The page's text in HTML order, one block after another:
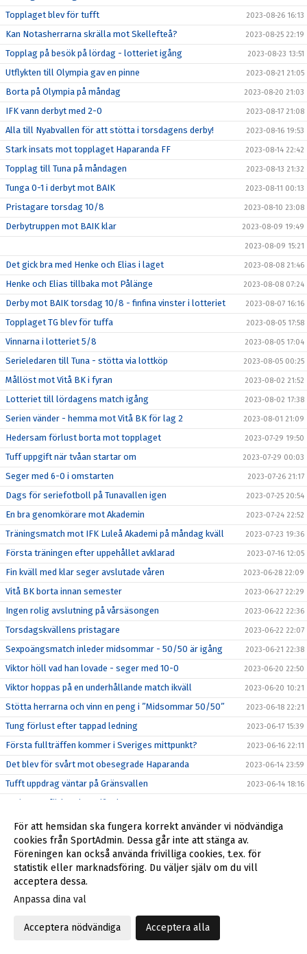
Topplaget blev för tufft 2023-08-26 16:13
Kan Notasherrarna skrälla mot Skellefteå? 2023-08-25 22:19
Topplag på besök på lördag - lotteriet igång 2023-08-23 13:51
Utflykten till Olympia gav en pinne 2023-08-21 21:05
Borta på Olympia på måndag 2023-08-20 21:03
IFK vann derbyt med 2-0 2023-08-17 21:08
Alla till Nyabvallen för att stötta i torsdagens derby! 2023-08-16 19:53
Stark insats mot topplaget Haparanda FF 2023-08-14 22:42
Topplag till Tuna på måndagen 2023-08-13 21:32
Tunga 0-1 i derbyt mot BAIK 2023-08-11 00:13
Pristagare torsdag 10/8 2023-08-10 23:08
Derbytruppen mot BAIK klar 2023-08-09 19:49
2023-08-09 15:21
Det gick bra med Henke och Elias i laget 2023-08-08 21:46
Henke och Elias tillbaka mot Pålänge 2023-08-08 07:24
Derby mot BAIK torsdag 10/8 - finfina vinster i lotteriet 2023-08-07 16:16
Topplaget TG blev för tuffa 2023-08-05 17:58
Vinnarna i lotteriet 5/8 2023-08-05 17:04
Serieledaren till Tuna - stötta via lottköp 2023-08-05 00:25
Mållöst mot Vitå BK i fyran 2023-08-02 21:52
Lotteriet till lördagens match igång 2023-08-02 17:38
Serien vänder - hemma mot Vitå BK för lag 2 2023-08-01 21:09
Hedersam förlust borta mot topplaget 2023-07-29 19:50
Tuff uppgift när tvåan startar om 2023-07-29 00:03
Seger med 6-0 i omstarten 2023-07-26 21:17
Dags för seriefotboll på Tunavallen igen 2023-07-25 20:54
En bra genomkörare mot Akademin 2023-07-24 22:52
Träningsmatch mot IFK Luleå Akademi på måndag kväll 2023-07-23 19:36
Första träningen efter uppehållet avklarad 2023-07-16 12:05
Fin kväll med klar seger avslutade våren 2023-06-28 22:09
Vitå BK borta innan semester 2023-06-27 22:29
Ingen rolig avslutning på vårsäsongen 2023-06-22 22:36
Torsdagskvällens pristagare 2023-06-22 22:07
Sexpoängsmatch inleder midsommar - 50/50 är igång 2023-06-21 22:38
Viktor höll vad han lovade - seger med 10-0 2023-06-20 22:50
Viktor hoppas på en underhållande match ikväll 2023-06-20 10:21
Stötta herrarna och vinn en peng i ”Midsommar 50/50” 2023-06-18 22:21
Tung förlust efter tappad ledning 2023-06-17 15:39
Första fullträffen kommer i Sveriges mittpunkt? 2023-06-16 22:11
Det blev för svårt mot obesegrade Haparanda 2023-06-14 23:59
Tufft uppdrag väntar på Gränsvallen 2023-06-14 18:16
Hedersam förlust i semifinalen
Andra dragningen i Herrdubbeln 2023-06-13 23:01
Semifinal mot BBK i Stora Coop Cup 2023-06-12 23:45
Förlust mot Östersund efter tidiga mål i baken 2023-06-11 16:44
Pristagare vid matchen mot Östersund
Truppen mot Östersund - Dubbellotteri igång
Inga enkla uppgifter - men dubbelt lotteri igång
Två sena mål i baken kostade poäng
För att hemsidan ska fungera korrekt använder vi nödvändiga
cookies från SportAdmin. Dessa går inte att stänga av.
Föreningen kan också använda frivilliga cookies, t.ex. för
statistik eller marknadsföring. Du väljer själv om du vill
acceptera dessa.
Anpassa dina val
Acceptera nödvändiga Acceptera alla